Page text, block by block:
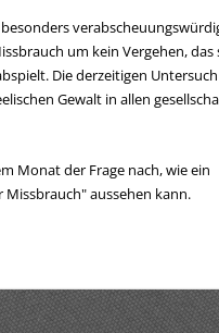
um kein Vergehen, das
Die derzeitigen
Gewalt in allen
Monat der Frage nach, wie ein
aussehen kann.